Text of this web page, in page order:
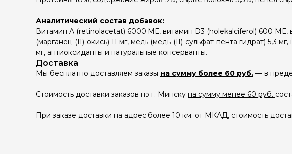
Аналитический состав добавок:
Витамин A (retinolacetat) 6000 МЕ, витамин D3 (holekalciferol) 600 МЕ,
(марганец-(II)-окись) 11 мг, медь (медь-(II)-сульфат-пента гидрат) 5,3
мг, антиоксиданты и натуральные консерванты.
Доставка
Мы бесплатно доставляем заказы на сумму более 60 руб. — в
Стоимость доставки заказов по г. Минску на сумму менее 60 руб.
При заказе доставки на адрес более 10 км. от МКАД, стоимость